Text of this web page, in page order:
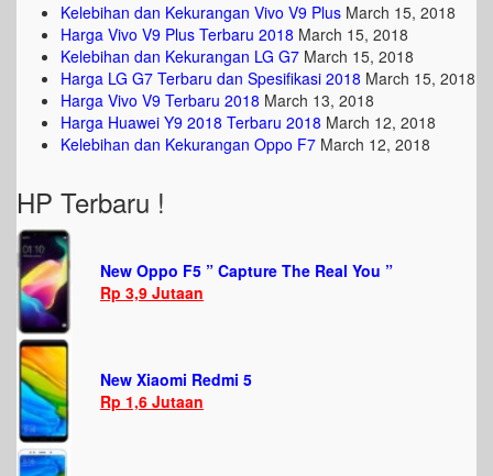
Kelebihan dan Kekurangan Vivo V9 Plus March 15, 2018
Harga Vivo V9 Plus Terbaru 2018 March 15, 2018
Kelebihan dan Kekurangan LG G7 March 15, 2018
Harga LG G7 Terbaru dan Spesifikasi 2018 March 15, 2018
Harga Vivo V9 Terbaru 2018 March 13, 2018
Harga Huawei Y9 2018 Terbaru 2018 March 12, 2018
Kelebihan dan Kekurangan Oppo F7 March 12, 2018
HP Terbaru !
New Oppo F5 ” Capture The Real You ”
Rp 3,9 Jutaan
New Xiaomi Redmi 5
Rp 1,6 Jutaan